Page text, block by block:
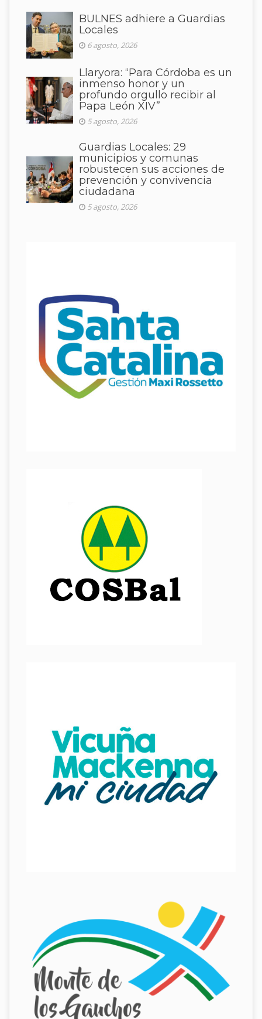
BULNES adhiere a Guardias
Locales
6 agosto, 2026
Llaryora: “Para Córdoba es un
inmenso honor y un
profundo orgullo recibir al
Papa León XIV”
5 agosto, 2026
Guardias Locales: 29
municipios y comunas
robustecen sus acciones de
prevención y convivencia
ciudadana
5 agosto, 2026